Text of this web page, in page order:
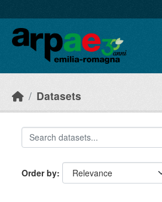
Datasets
Order by